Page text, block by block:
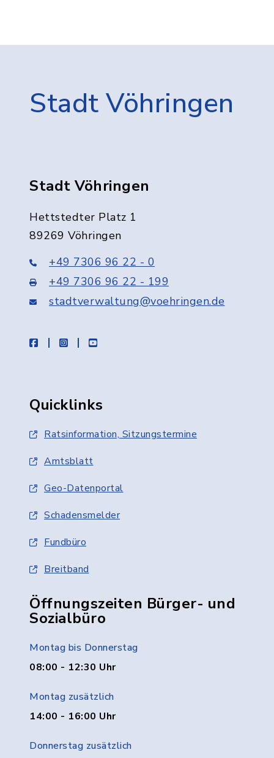
Stadt Vöhringen
Stadt Vöhringen
Hettstedter Platz 1
89269 Vöhringen
+49 7306 96 22 - 0
+49 7306 96 22 - 199
stadtverwaltung@voehringen.de
facebookinstagramyoutube
Quicklinks
Ratsinformation, Sitzungstermine
Amtsblatt
Geo-Datenportal
Schadensmelder
Fundbüro
Breitband
Öffnungszeiten Bürger- und
Sozialbüro
Montag bis Donnerstag
08:00 - 12:30 Uhr
Montag zusätzlich
14:00 - 16:00 Uhr
Donnerstag zusätzlich